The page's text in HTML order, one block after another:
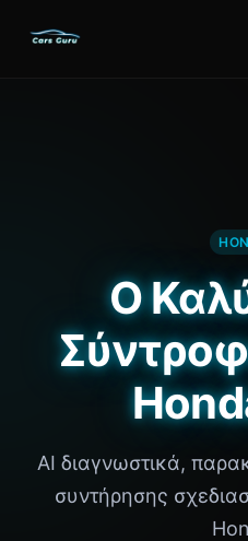
Ο
AI διαγνωστικά,
συντήρησης